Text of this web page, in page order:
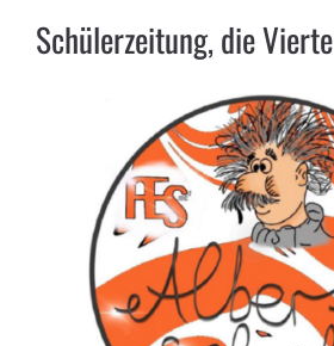
SERVICE
Schülerzeitung, die Vierte